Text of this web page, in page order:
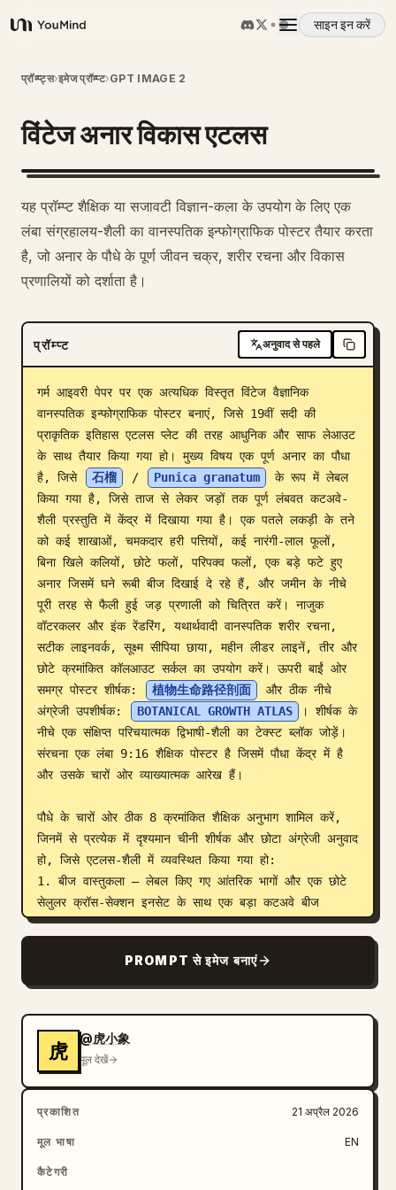
YouMind
साइन इन करें
अवलोकन
उपयोग के मामले
प्रॉम्प्ट
डाउनलोड
ब्लॉग
अपडेट
प्रॉम्प्ट्स›इमेज प्रॉम्प्ट›GPT IMAGE 2
विंटेज अनार विकास एटलस
यह प्रॉम्प्ट शैक्षिक या सजावटी विज्ञान-कला के उपयोग के लिए एक
लंबा संग्रहालय-शैली का वानस्पतिक इन्फोग्राफिक पोस्टर तैयार करता
है, जो अनार के पौधे के पूर्ण जीवन चक्र, शरीर रचना और विकास
प्रणालियों को दर्शाता है।
प्रॉम्प्ट अनुवाद से पहले
गर्म आइवरी पेपर पर एक अत्यधिक विस्तृत विंटेज वैज्ञानिक
वानस्पतिक इन्फोग्राफिक पोस्टर बनाएं, जिसे 19वीं सदी की
प्राकृतिक इतिहास एटलस प्लेट की तरह आधुनिक और साफ लेआउट
के साथ तैयार किया गया हो। मुख्य विषय एक पूर्ण अनार का पौधा
है, जिसे
石榴 / Punica granatum
के रूप में लेबल
किया गया है, जिसे ताज से लेकर जड़ों तक पूर्ण लंबवत कटअवे-
शैली प्रस्तुति में केंद्र में दिखाया गया है। एक पतले लकड़ी के तने
को कई शाखाओं, चमकदार हरी पत्तियों, कई नारंगी-लाल फूलों,
बिना खिले कलियों, छोटे फलों, परिपक्व फलों, एक बड़े फटे हुए
अनार जिसमें घने रूबी बीज दिखाई दे रहे हैं, और जमीन के नीचे
पूरी तरह से फैली हुई जड़ प्रणाली को चित्रित करें। नाजुक
वॉटरकलर और इंक रेंडरिंग, यथार्थवादी वानस्पतिक शरीर रचना,
सटीक लाइनवर्क, सूक्ष्म सीपिया छाया, महीन लीडर लाइनें, तीर और
छोटे क्रमांकित कॉलआउट सर्कल का उपयोग करें। ऊपरी बाईं ओर
समग्र पोस्टर शीर्षक:
植物生命路径剖面
और ठीक नीचे
अंग्रेजी उपशीर्षक:
BOTANICAL GROWTH ATLAS
। शीर्षक के
नीचे एक संक्षिप्त परिचयात्मक द्विभाषी-शैली का टेक्स्ट ब्लॉक जोड़ें।
संरचना एक लंबा 9:16 शैक्षिक पोस्टर है जिसमें पौधा केंद्र में है
और उसके चारों ओर व्याख्यात्मक आरेख हैं।
पौधे के चारों ओर ठीक 8 क्रमांकित शैक्षिक अनुभाग शामिल करें,
जिनमें से प्रत्येक में दृश्यमान चीनी शीर्षक और छोटा अंग्रेजी अनुवाद
हो, जिसे एटलस-शैली में व्यवस्थित किया गया हो:
1. बीज वास्तुकला — लेबल किए गए आंतरिक भागों और एक छोटे
सेलुलर क्रॉस-सेक्शन इनसेट के साथ एक बड़ा कटअवे बीज
आरेख।
फूलना, फटना, अंकुरित होना, रेडिकल का निकलना और शुरुआती
अंकुर को दर्शाता है।
खुला जड़ द्रव्यमान, जिसमें शाखाओं वाली संरचनाओं और जड़-
बाल/नेटवर्क बनावट को दिखाने वाले ठीक 2 गोलाकार आवर्धित जड़-
विवरण इनसेट हैं।
4. तना, पत्ती और संवहनी प्रणाली — दाईं-मध्य अनुभाग में ठीक 2
शारीरिक गोलाकार क्रॉस-सेक्शन और ठीक 1 अलग पत्ती का चित्रण
है, जिसमें जाइलम, फ्लोएम, एपिडर्मिस और संबंधित ऊतकों के लिए
5. प्रकाश संश्लेषण + ऊर्जा रूपांतरण — नीचे दाईं ओर एक जीव
PROMPT से इमेज बनाएं
虎
@虎小象
मूल देखें
प्रकाशित 21 अप्रैल 2026
मूल भाषा EN
कैटेगरी